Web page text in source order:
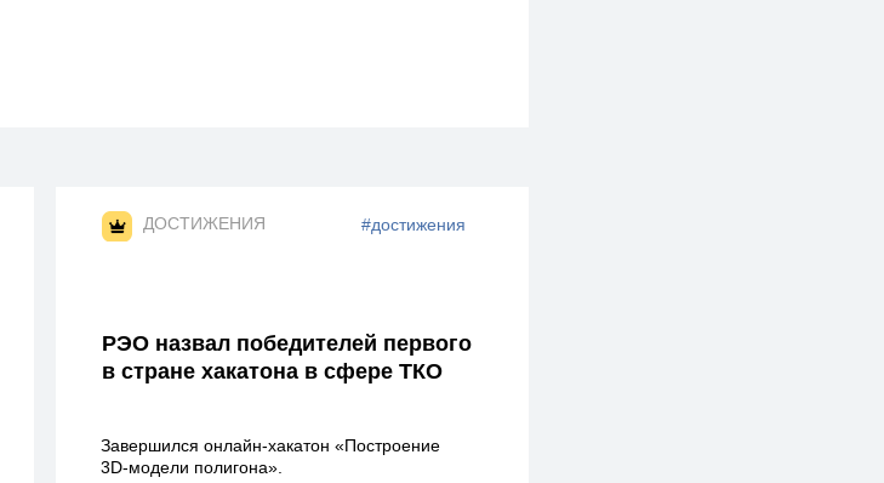
РЭО назвал победителей первого
в стране хакатона в сфере ТКО
Завершился онлайн-хакатон «Построение
3D-модели полигона».
#достижения
ДОСТИЖЕНИЯ